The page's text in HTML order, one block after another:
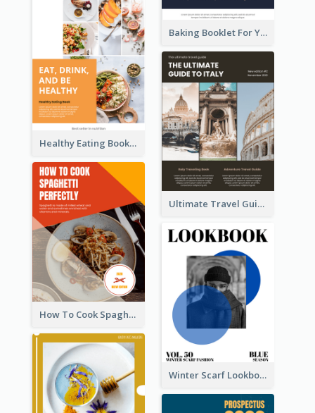
Baking Booklet For Young Chefs
Healthy Eating Booklet
Ultimate Travel Guide To Italy Booklet
How To Cook Spaghetti Booklet
Winter Scarf Lookbook